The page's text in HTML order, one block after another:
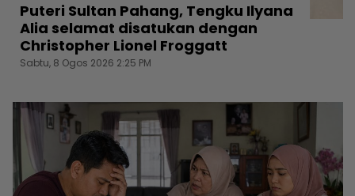
Puteri Sultan Pahang, Tengku Ilyana
Alia selamat disatukan dengan
Christopher Lionel Froggatt
Sabtu, 8 Ogos 2026 2:25 PM